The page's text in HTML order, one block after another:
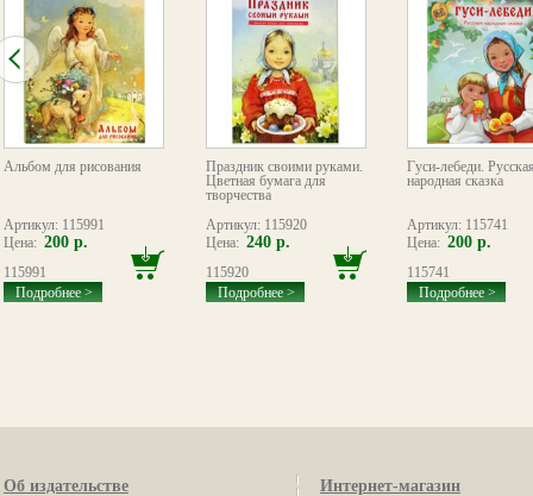
Альбом для рисования
Артикул: 115991
Цена: 200 р.
115991
Подробнее >
Праздник своими руками.
Цветная бумага для
творчества
Артикул: 115920
Цена: 240 р.
115920
Подробнее >
Гуси-лебеди.
народная сказка
Артикул: 115741
Цена: 200 р.
115741
Подробнее >
Об издательстве Интернет-магазин